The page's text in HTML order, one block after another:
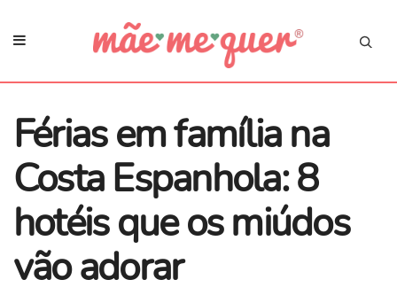
Férias em família na
Costa Espanhola: 8
hotéis que os miúdos
vão adorar